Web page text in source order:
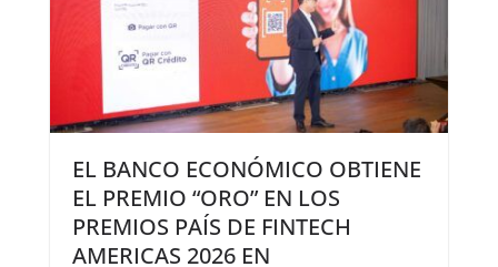
EL BANCO ECONÓMICO OBTIENE
EL PREMIO “ORO” EN LOS
PREMIOS PAÍS DE FINTECH
AMERICAS 2026 EN